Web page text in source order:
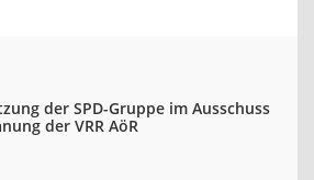
der SPD-Gruppe im Ausschuss
der VRR AöR